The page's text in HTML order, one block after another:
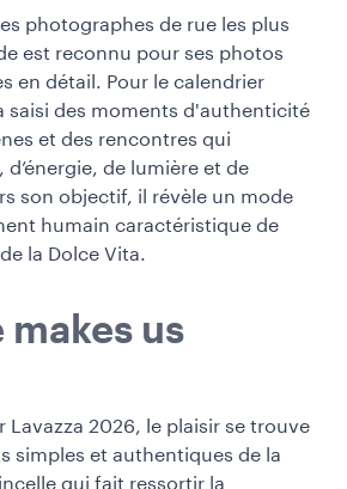
photographes de rue les plus
est reconnu pour ses photos
en détail. Pour le calendrier
saisi des moments d'authenticité
et des rencontres qui
de lumière et de
son objectif, il révèle un mode
humain caractéristique de
de la Dolce Vita.
makes us
Lavazza 2026, le plaisir se trouve
simples et authentiques de la
qui fait ressortir la